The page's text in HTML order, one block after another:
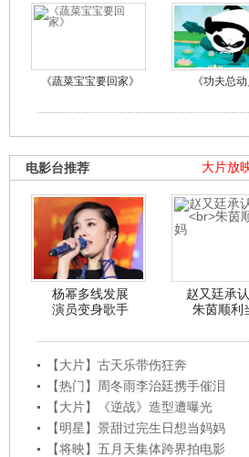
《蔬菜宝宝要回家》 《功夫总动
大片放
电影台推荐
杨幂多线发展
演员变身歌手
赵又廷承
朱茵顺利
【大片】古天乐带伤狂奔
【热门】周冬雨李治廷携手催泪
【大片】《逆战》造型遭曝光
【明星】景甜过完生日想当妈妈
【将映】五月天集体跨界拍电影